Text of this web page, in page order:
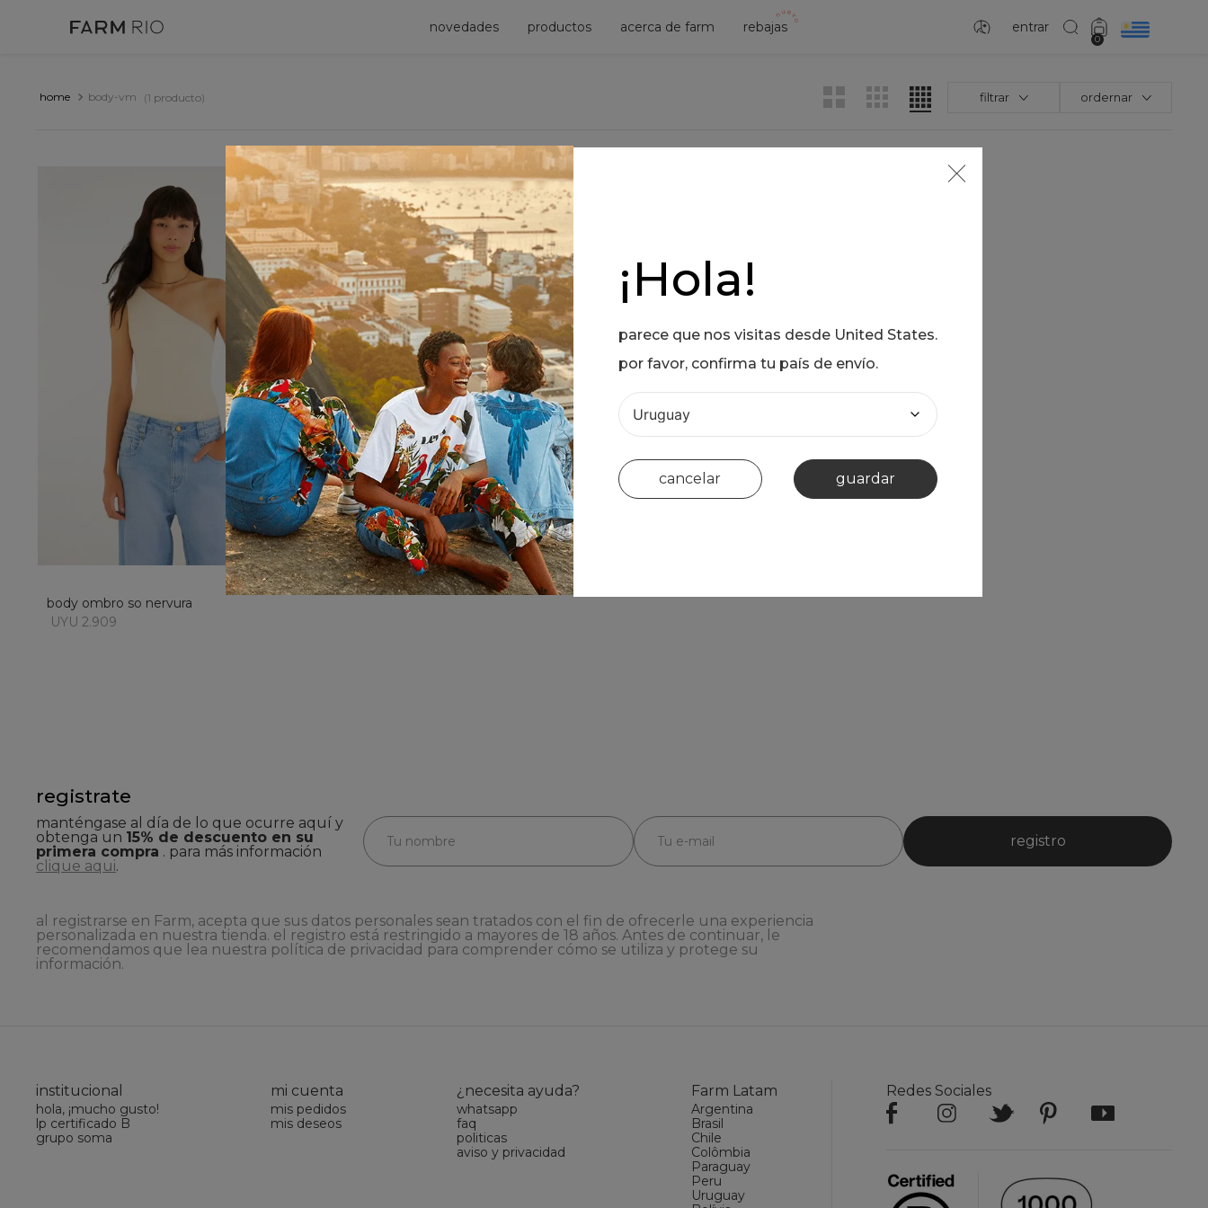
novedades productos acerca de farm rebajas entrar
0
¡Hola!
parece que nos visitas desde United States.
por favor, confirma tu país de envío.
cancelar guardar
body-vm 1 producto filtrar ordernar
XL
añadir al carrito
body ombro so nervura
UYU 2.909
registrate
manténgase al día de lo que ocurre aquí y
obtenga un 15% de descuento en su
primera compra . para más información
clique aqui.
registro
al registrarse en Farm, acepta que sus datos personales sean tratados con el fin de ofrecerle una experiencia
personalizada en nuestra tienda. el registro está restringido a mayores de 18 años. Antes de continuar, le
recomendamos que lea nuestra política de privacidad para comprender cómo se utiliza y protege su
información.
institucional
hola, ¡mucho gusto!
lp certificado B
grupo soma
mi cuenta
mis pedidos
mis deseos
¿necesita ayuda?
whatsapp
faq
politicas
aviso y privacidad
Farm Latam
Argentina
Brasil
Chile
Colômbia
Paraguay
Peru
Uruguay
Redes Sociales